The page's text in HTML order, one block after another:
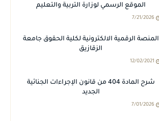
الموقع الرسمي لوزارة التربية والتعليم
7/21/2026
المنصة الرقمية الالكترونية لكلية الحقوق جامعة
الزقازيق
12/02/2021
شرح المادة 404 من قانون الإجراءات الجنائية
الجديد
7/01/2026